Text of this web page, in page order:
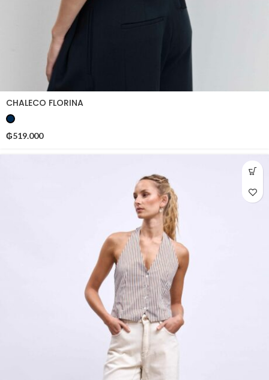
CHALECO FLORINA
₲519.000